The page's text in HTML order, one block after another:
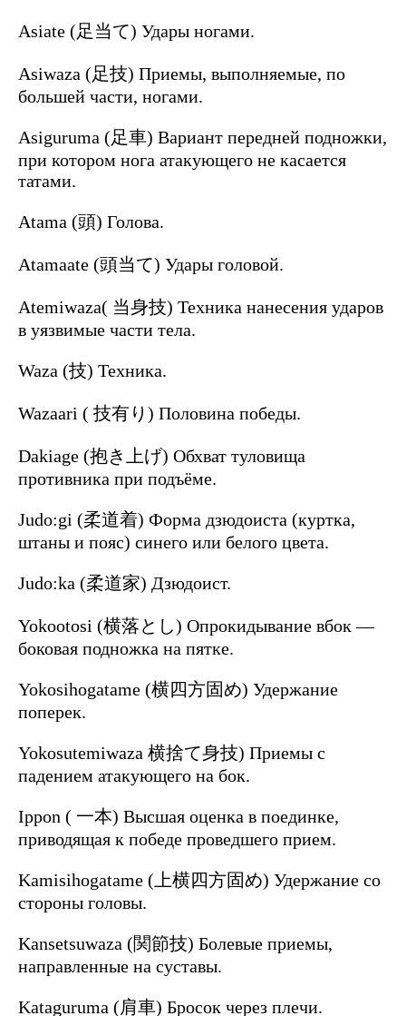
Asiate (足当て) Удары ногами.
Asiwaza (足技) Приемы, выполняемые, по
большей части, ногами.
Asiguruma (足車) Вариант передней подножки,
при котором нога атакующего не касается
татами.
Atama (頭) Голова.
Atamaate (頭当て) Удары головой.
Atemiwaza( 当身技) Техника нанесения ударов
в уязвимые части тела.
Waza (技) Техника.
Wazaari ( 技有り) Половина победы.
Dakiage (抱き上げ) Обхват туловища
противника при подъёме.
Judo:gi (柔道着) Форма дзюдоиста (куртка,
штаны и пояс) синего или белого цвета.
Judo:ka (柔道家) Дзюдоист.
Yokootosi (横落とし) Опрокидывание вбок —
боковая подножка на пятке.
Yokosihogatame (横四方固め) Удержание
поперек.
Yokosutemiwaza 横捨て身技) Приемы с
падением атакующего на бок.
Ippon ( 一本) Высшая оценка в поединке,
приводящая к победе проведшего прием.
Kamisihogatame (上横四方固め) Удержание со
стороны головы.
Kansetsuwaza (関節技) Болевые приемы,
направленные на суставы.
Kataguruma (肩車) Бросок через плечи.